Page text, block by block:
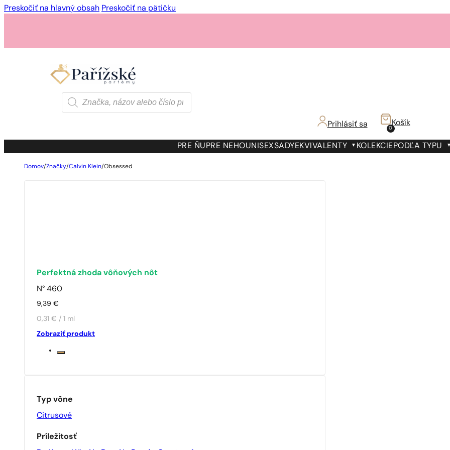
Preskočiť na hlavný obsah Preskočiť na pätičku
Products
search
Prihlásiť sa 0
Košík
PRE ŇU PRE NEHOUNISEXSADY EKVIVALENTY KOLEKCIEPODĽA TYPU
Domov/Značky/Calvin Klein/Obsessed
Perfektná zhoda vôňových nôt
N° 460
9,39 €
0,31 € / 1 ml
Zobraziť produkt
Typ vône
Citrusové
Príležitosť